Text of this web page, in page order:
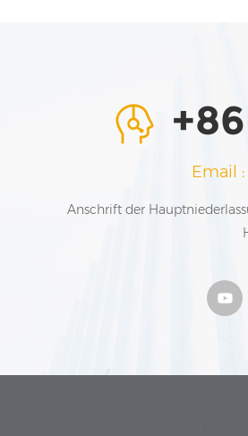
Email
Anschrift der